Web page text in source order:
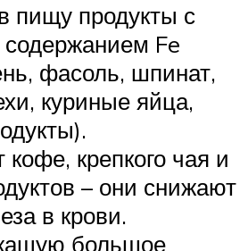
пищу продукты с
Fe
фасоль, шпинат,
куриные яйца,
кофе, крепкого чая и
– они снижают
в крови.
большое